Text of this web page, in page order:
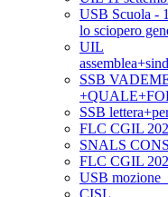
USB Scuola -
lo sciopero
UIL
SSB
SSB
FLC CGIL
SNALS
FLC CGIL
USB